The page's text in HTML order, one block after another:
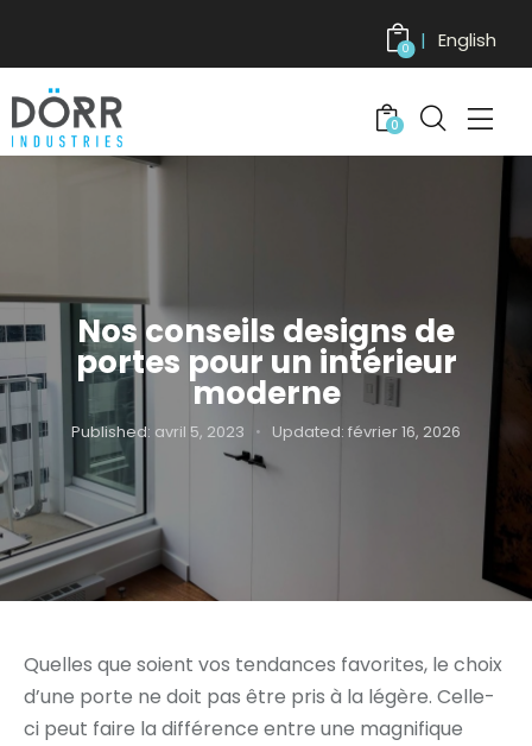
0 English
0
Nos conseils designs de
portes pour un intérieur
moderne
Published: avril 5, 2023 Updated: février 16, 2026
Quelles que soient vos tendances favorites, le choix
d’une porte ne doit pas être pris à la légère. Celle-
ci peut faire la différence entre une magnifique